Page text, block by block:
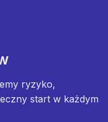
ryzyko,
start w każdym